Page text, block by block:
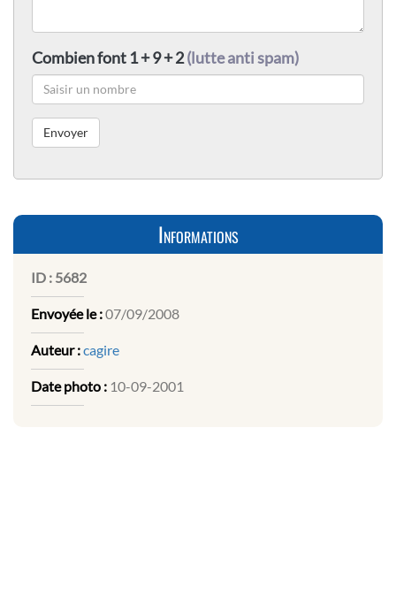
Combien font 1 + 9 + 2(lutte anti spam)
Informations
ID : 5682
Envoyée le :07/09/2008
Auteur :cagire
Date photo : 10-09-2001